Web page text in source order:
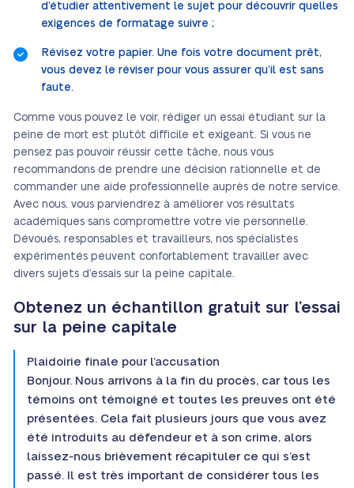
d’étudier attentivement le sujet pour découvrir quelles
exigences de formatage suivre ;
Révisez votre papier. Une fois votre document prêt,
vous devez le réviser pour vous assurer qu’il est sans
faute.
Comme vous pouvez le voir, rédiger un essai étudiant sur la
peine de mort est plutôt difficile et exigeant. Si vous ne
pensez pas pouvoir réussir cette tâche, nous vous
recommandons de prendre une décision rationnelle et de
commander une aide professionnelle auprès de notre service.
Avec nous, vous parviendrez à améliorer vos résultats
académiques sans compromettre votre vie personnelle.
Dévoués, responsables et travailleurs, nos spécialistes
expérimentés peuvent confortablement travailler avec
divers sujets d’essais sur la peine capitale.
Obtenez un échantillon gratuit sur l’essai
sur la peine capitale
Plaidoirie finale pour l’accusation
Bonjour. Nous arrivons à la fin du procès, car tous les
témoins ont témoigné et toutes les preuves ont été
présentées. Cela fait plusieurs jours que vous avez
été introduits au défendeur et à son crime, alors
laissez-nous brièvement récapituler ce qui s’est
passé. Il est très important de considérer tous les